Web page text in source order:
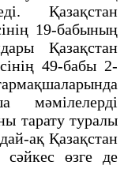
Қазақстан
19-бабының
Қазақстан
49-бабы 2-
мәмілелерді
тарату туралы
ақ Қазақстан
сәйкес өзге де